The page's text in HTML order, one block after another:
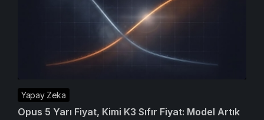
Yapay Zeka
Opus 5 Yarı Fiyat, Kimi K3 Sıfır Fiyat: Model Artık